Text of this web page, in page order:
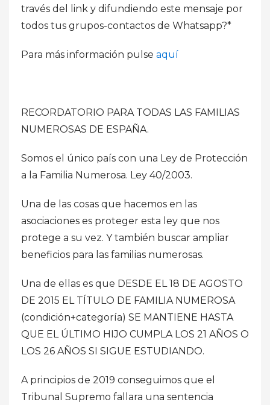
través del link y difundiendo este mensaje por
todos tus grupos-contactos de Whatsapp?*
Para más información pulse aquí
RECORDATORIO PARA TODAS LAS FAMILIAS
NUMEROSAS DE ESPAÑA.
Somos el único país con una Ley de Protección
a la Familia Numerosa. Ley 40/2003.
Una de las cosas que hacemos en las
asociaciones es proteger esta ley que nos
protege a su vez. Y también buscar ampliar
beneficios para las familias numerosas.
Una de ellas es que DESDE EL 18 DE AGOSTO
DE 2015 EL TÍTULO DE FAMILIA NUMEROSA
(condición+categoría) SE MANTIENE HASTA
QUE EL ÚLTIMO HIJO CUMPLA LOS 21 AÑOS O
LOS 26 AÑOS SI SIGUE ESTUDIANDO.
A principios de 2019 conseguimos que el
Tribunal Supremo fallara una sentencia